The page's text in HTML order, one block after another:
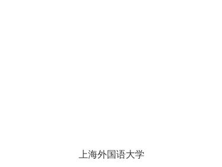
上海外国语大学